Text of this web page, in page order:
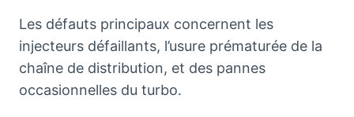
Les défauts principaux concernent les
injecteurs défaillants, l’usure prématurée de la
chaîne de distribution, et des pannes
occasionnelles du turbo.